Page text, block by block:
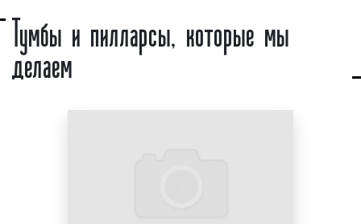
Тумбы и пилларсы. Пример 5
Тумбы и пилларсы, которые мы
делаем